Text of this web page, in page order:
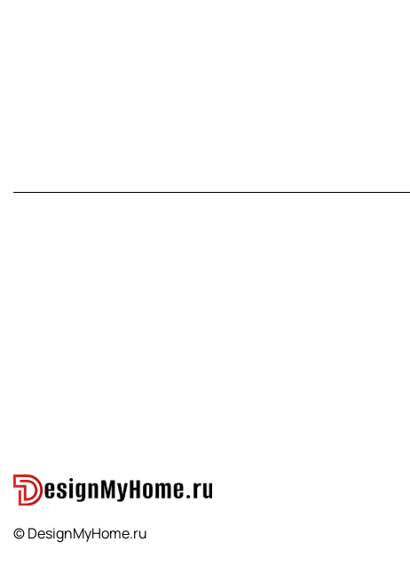
© DesignMyHome.ru